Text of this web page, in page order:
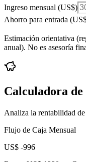
Ingreso mensual (US$)
Ahorro para entrada (
Estimación orientativa
anual). No es asesoría
Calculadora
Analiza la rentabilidad de
Flujo de Caja Mensual
US$ -996